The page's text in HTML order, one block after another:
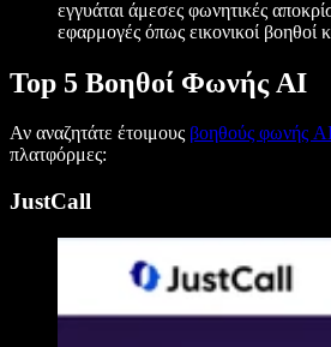
εγγυάται άμεσες φωνητικές
εφαρμογές όπως εικονικοί βοηθοί
Top 5 Βοηθοί Φωνής AI
Αν αναζητάτε έτοιμους βοηθούς φωνής
πλατφόρμες:
JustCall